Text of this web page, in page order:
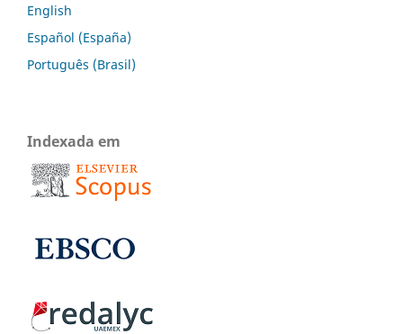
English
Español (España)
Português (Brasil)
Indexada em